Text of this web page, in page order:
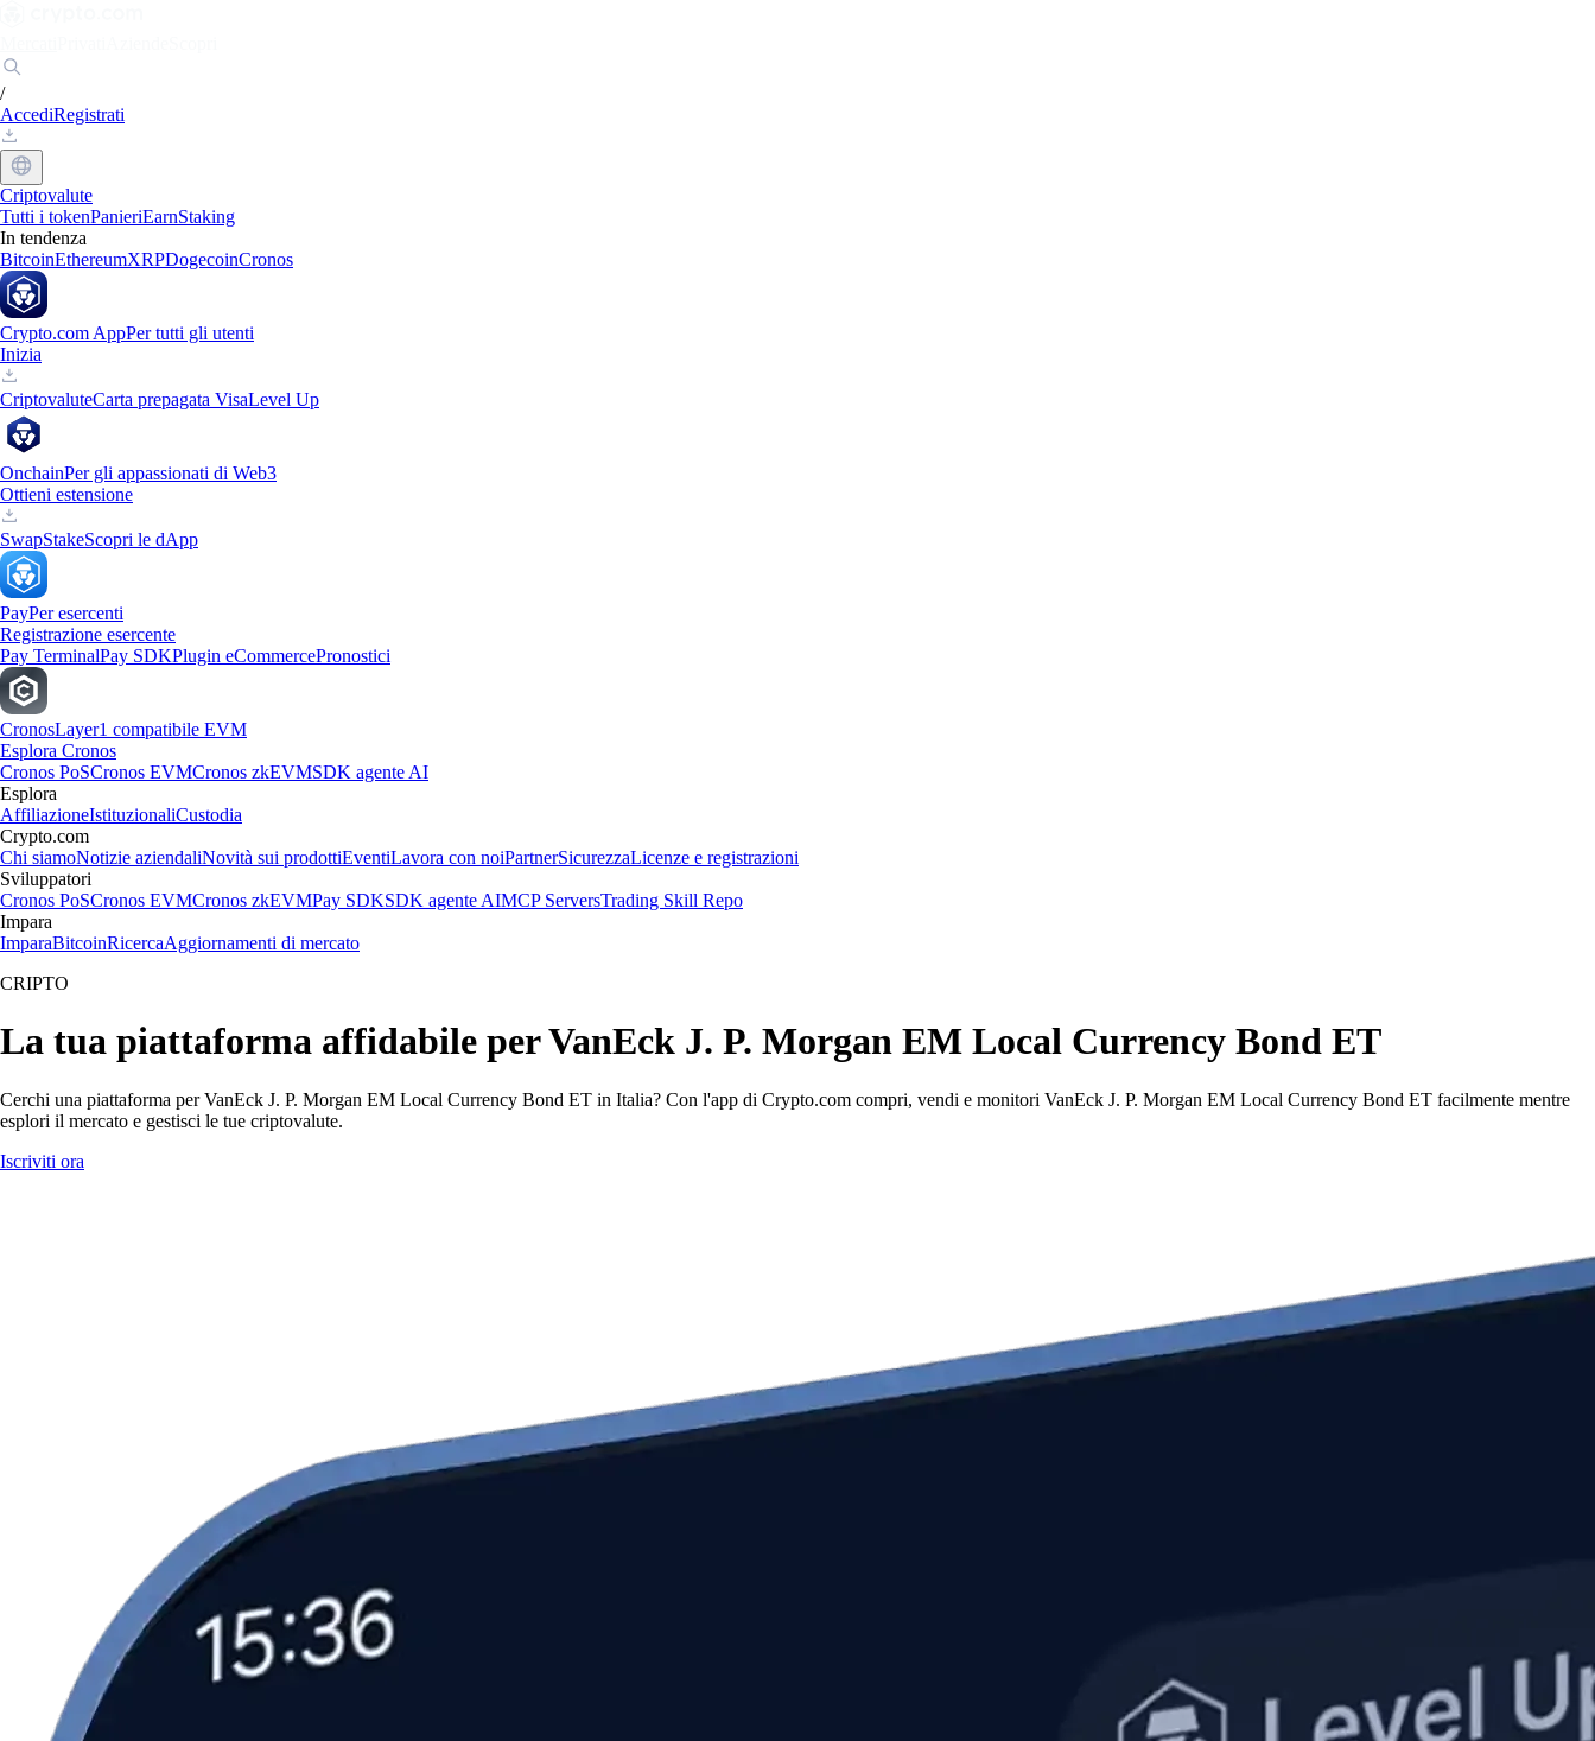
/
AccediRegistrati
Criptovalute
Tutti i tokenPanieriEarnStaking
In tendenza
BitcoinEthereumXRPDogecoinCronos
Crypto.com AppPer tutti gli utenti
Inizia
CriptovaluteCarta prepagata VisaLevel Up
OnchainPer gli appassionati di Web3
Ottieni estensione
SwapStakeScopri le dApp
PayPer esercenti
Registrazione esercente
Pay TerminalPay SDKPlugin eCommercePronostici
CronosLayer1 compatibile EVM
Esplora Cronos
Cronos PoSCronos EVMCronos zkEVMSDK agente AI
Esplora
AffiliazioneIstituzionaliCustodia
Crypto.com
Chi siamoNotizie aziendaliNovità sui prodottiEventiLavora con noiPartnerSicurezzaLicenze e registrazioni
Sviluppatori
Cronos PoSCronos EVMCronos zkEVMPay SDKSDK agente AIMCP ServersTrading Skill Repo
Impara
ImparaBitcoinRicercaAggiornamenti di mercato
CRIPTO
La tua piattaforma affidabile per VanEck J. P. Morgan EM Local Currency Bond ET
Cerchi una piattaforma per VanEck J. P. Morgan EM Local Currency Bond ET in Italia? Con l'app di Crypto.com compri, vendi e monitori VanEck J. P. Morgan EM Local Currency Bond ET facilmente mentre
esplori il mercato e gestisci le tue criptovalute.
Iscriviti ora